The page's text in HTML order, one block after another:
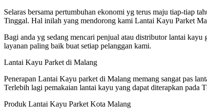
Selaras bersama pertumbuhan ekonomi yg terus maju tiap-tiap
Tinggal. Hal inilah yang mendorong kami Lantai Kayu Parket
Bagi anda yg sedang mencari penjual atau distributor lantai
layanan paling baik buat setiap pelanggan kami.
Lantai Kayu Parket di Malang
Penerapan Lantai Kayu parket di Malang memang sangat pas
Terlebih lagi pemakaian lantai kayu yang dapat diterapkan pada
Produk Lantai Kayu Parket Kota Malang